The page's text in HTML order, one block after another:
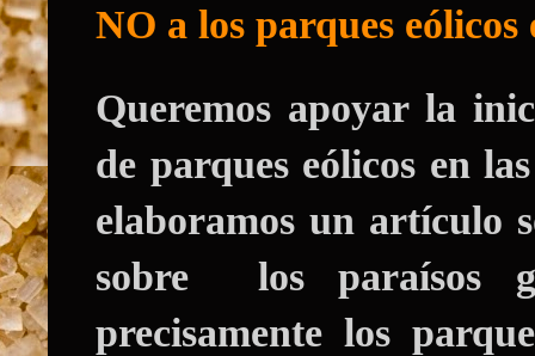
NO a los parques
Queremos apoyar la
de parques eólicos en
elaboramos un artículo
sobre los paraísos
precisamente los